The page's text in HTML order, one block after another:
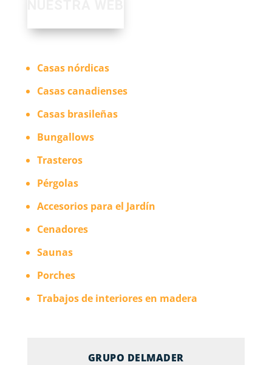
Casas nórdicas
Casas canadienses
Casas brasileñas
Bungallows
Trasteros
Pérgolas
Accesorios para el Jardín
Cenadores
Saunas
Porches
Trabajos de interiores en madera
GRUPO DELMADER